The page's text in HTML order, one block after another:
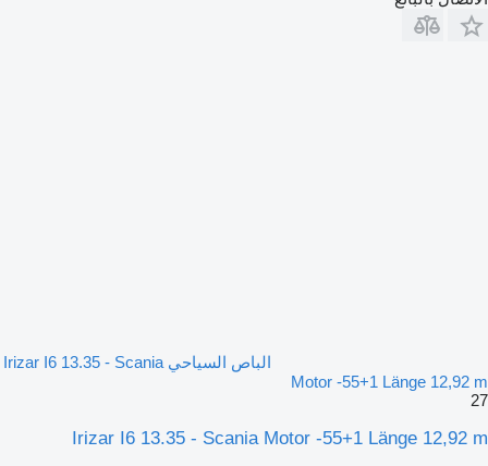
الباص السياحي Irizar I6 13.35 - Scania
Motor -55+1 Länge 12,92 m
27
Irizar I6 13.35 - Scania Motor -55+1 Länge 12,92 m